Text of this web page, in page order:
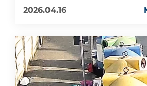
2026.04.16